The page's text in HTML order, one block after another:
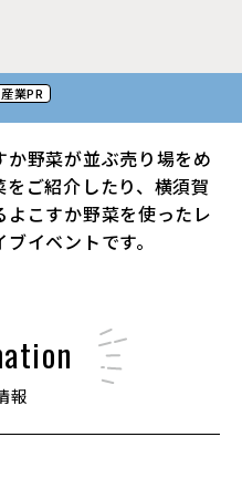
産業PR
野菜が並ぶ売り場をめ
ご紹介したり、横須賀
こすか野菜を使ったレ
イベントです。
報